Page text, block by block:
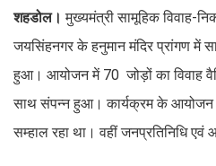
शहडोल।मुख्यमंत्री सामूहिक विवाह-
जयसिंहनगर के हनुमान मंदिर प्रांगण में
हुआ। आयोजन में 70 जोड़ों का विवाह
साथ संपन्न हुआ। कार्यक्रम के आयोजन
सम्हाल रहा था। वहीं जनप्रतिनिधि एवं